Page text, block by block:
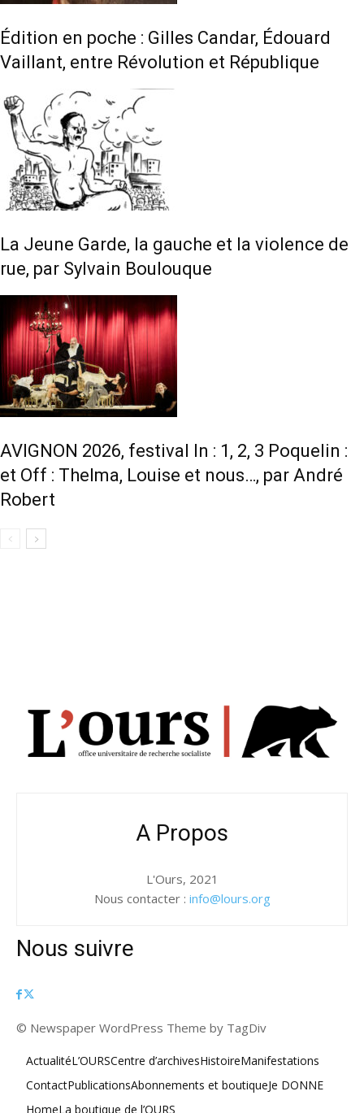
Édition en poche : Gilles Candar, Édouard
Vaillant, entre Révolution et République
La Jeune Garde, la gauche et la violence de
rue, par Sylvain Boulouque
AVIGNON 2026, festival In : 1, 2, 3 Poquelin :
et Off : Thelma, Louise et nous…, par André
Robert
A Propos
L'Ours, 2021
Nous contacter : info@lours.org
Nous suivre
© Newspaper WordPress Theme by TagDiv
ActualitéL’OURSCentre d’archivesHistoireManifestations
ContactPublicationsAbonnements et boutiqueJe DONNE
HomeLa boutique de l’OURS